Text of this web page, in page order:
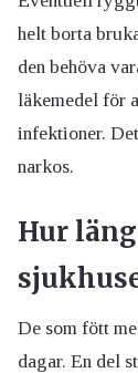
helt borta
den behöva
läkemedel för
infektioner.
narkos.
Hur
De som fött
dagar. En del